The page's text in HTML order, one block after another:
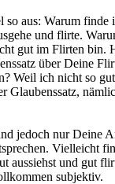
so aus: Warum finde
und flirte.
gut im Flirten bin.
über Deine
Weil ich nicht so gut
Glaubenssatz,
jedoch nur Deine
Vielleicht
aussiehst und gut
subjektiv.